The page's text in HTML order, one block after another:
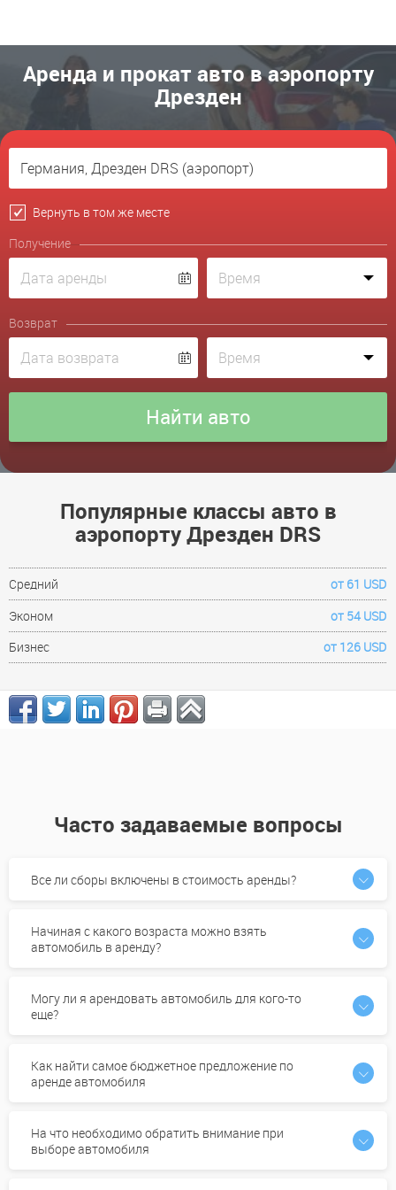
Аренда и прокат авто в аэропорту
Дрезден
Вернуть в том же месте
Получение
Возврат
Популярные классы авто в
аэропорту Дрезден DRS
Средний
от 61 USD
Эконом
от 54 USD
Бизнес
от 126 USD
Часто задаваемые вопросы
Все ли сборы включены в стоимость аренды?
Начиная с какого возраста можно взять
автомобиль в аренду?
Могу ли я арендовать автомобиль для кого-то
еще?
Как найти самое бюджетное предложение по
аренде автомобиля
На что необходимо обратить внимание при
выборе автомобиля